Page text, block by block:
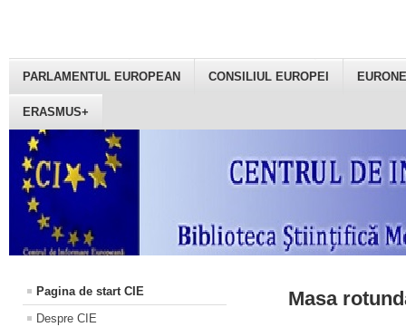
PARLAMENTUL EUROPEAN CONSILIUL EUROPEI
ERASMUS+
Pagina de start CIE
Despre CIE
Masa